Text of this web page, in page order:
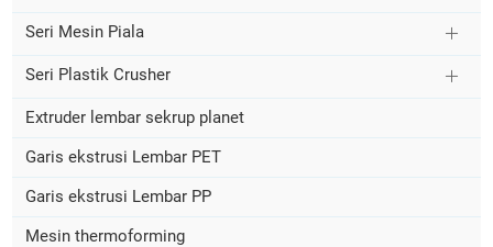
Seri Mesin Piala
Seri Plastik Crusher
Extruder lembar sekrup planet
Garis ekstrusi Lembar PET
Garis ekstrusi Lembar PP
Mesin thermoforming